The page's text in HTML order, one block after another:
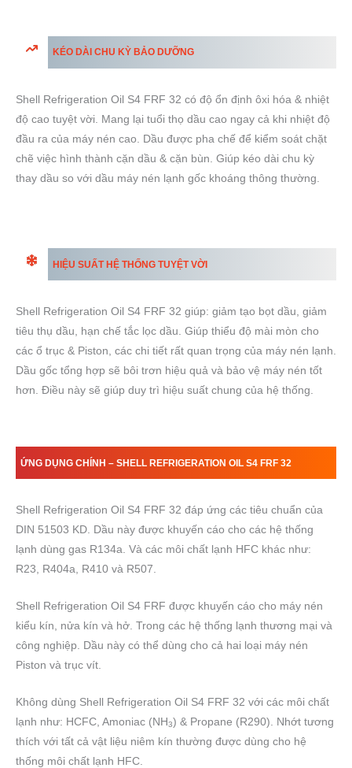
KÉO DÀI CHU KỲ BẢO DƯỠNG
Shell Refrigeration Oil S4 FRF 32 có độ ổn định ôxi hóa & nhiệt
độ cao tuyệt vời. Mang lại tuổi thọ dầu cao ngay cả khi nhiệt độ
đầu ra của máy nén cao. Dầu được pha chế để kiểm soát chặt
chẽ việc hình thành cặn dầu & cặn bùn. Giúp kéo dài chu kỳ
thay dầu so với dầu máy nén lạnh gốc khoáng thông thường.
HIỆU SUẤT HỆ THỐNG TUYỆT VỜI
Shell Refrigeration Oil S4 FRF 32 giúp: giảm tạo bọt dầu, giảm
tiêu thụ dầu, hạn chế tắc lọc dầu. Giúp thiểu độ mài mòn cho
các ổ trục & Piston, các chi tiết rất quan trọng của máy nén lạnh.
Dầu gốc tổng hợp sẽ bôi trơn hiệu quả và bảo vệ máy nén tốt
hơn. Điều này sẽ giúp duy trì hiệu suất chung của hệ thống.
ỨNG DỤNG CHÍNH –SHELL REFRIGERATION OILS4FRF 32
Shell Refrigeration Oil S4 FRF 32 đáp ứng các tiêu chuẩn của
DIN 51503 KD. Dầu này được khuyến cáo cho các hệ thống
lạnh dùng gas R134a. Và các môi chất lạnh HFC khác như:
R23, R404a, R410 và R507.
Shell Refrigeration Oil S4 FRF được khuyến cáo cho máy nén
kiểu kín, nửa kín và hở. Trong các hệ thống lạnh thương mại và
công nghiệp. Dầu này có thể dùng cho cả hai loại máy nén
Piston và trục vít.
Không dùng Shell Refrigeration Oil S4 FRF 32 với các môi chất
lạnh như: HCFC, Amoniac (NH3) & Propane (R290). Nhớt tương
thích với tất cả vật liệu niêm kín thường được dùng cho hệ
thống môi chất lạnh HFC.